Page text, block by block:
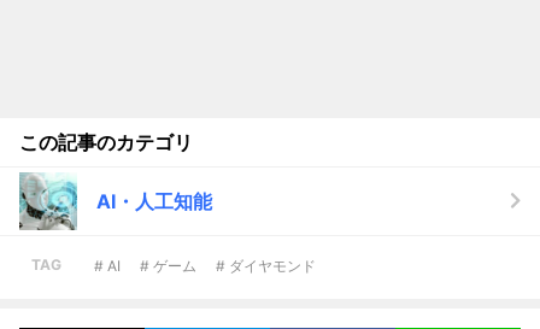
この記事のカテゴリ
AI・人工知能
TAG # AI # ゲーム # ダイヤモンド